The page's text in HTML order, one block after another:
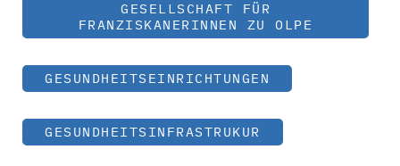
GESELLSCHAFT FÜR
FRANZISKANERINNEN ZU OLPE
GESUNDHEITSEINRICHTUNGEN
GESUNDHEITSINFRASTRUKUR